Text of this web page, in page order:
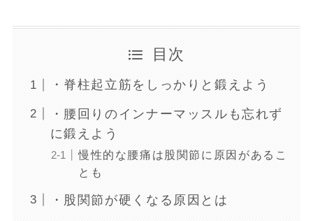
目次
・脊柱起立筋をしっかりと鍛えよう
・腰回りのインナーマッスルも忘れず
に鍛えよう
慢性的な腰痛は股関節に原因があるこ
とも
・股関節が硬くなる原因とは